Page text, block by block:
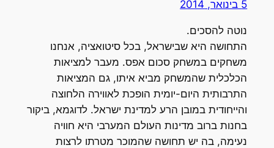
נוטה להסכים.
התחושה היא שבישראל, בכל סיטואציה, אנחנו
משחקים במשחק סכום אפס. מעבר למציאות
הכלכלית שהמשחק מביא איתו, גם המציאות
התרבותית היום-יומית הופכת לאווירה הלחוצה
והייחודית במובן הרע למדינת ישראל. לדוגמא, ביקור
בחנות ברוב מדינות העולם המערבי היא חוויה
נעימה, בה יש תחושה שהמוכר מטרתו לרצות